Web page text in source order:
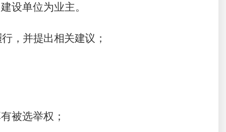
设单位为业主。
，并提出相关建议 ；
被选举权；